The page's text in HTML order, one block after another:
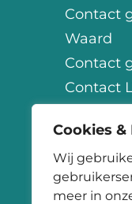
Cookies &
Wij
meer in
Contact
Waard
Contact
Contact
Contact